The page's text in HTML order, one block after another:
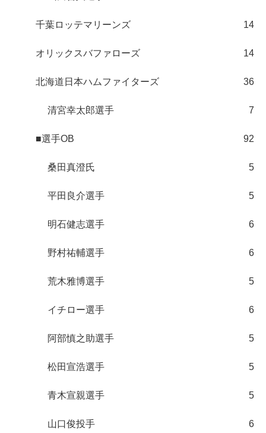
千葉ロッテマリーンズ 14
オリックスバファローズ 14
北海道日本ハムファイターズ 36
清宮幸太郎選手 7
■選手OB 92
桑田真澄氏 5
平田良介選手 5
明石健志選手 6
野村祐輔選手 6
荒木雅博選手 5
イチロー選手 6
阿部慎之助選手 5
松田宣浩選手 5
青木宣親選手 5
山口俊投手 6